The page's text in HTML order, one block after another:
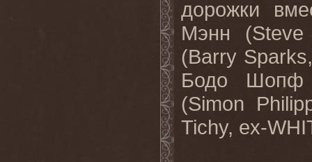
дорожки
Мэнн
(Barry
Бодо Шопф
(Simon
Tichy, ex-